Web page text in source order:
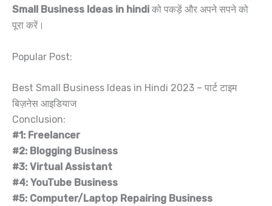
Small Business Ideas in hindi को पकड़ें और अपने सपने को
पूरा करें।
Popular Post:
Best Small Business Ideas in Hindi 2023 – पार्ट टाइम
बिज़नेस आइडियाज
Conclusion:
#1: Freelancer
#2: Blogging Business
#3: Virtual Assistant
#4: YouTube Business
#5: Computer/Laptop Repairing Business